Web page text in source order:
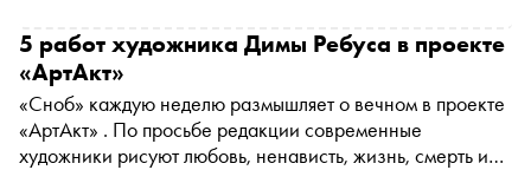
5 работ художника Димы Ребуса в проекте
«АртАкт»
«Сноб» каждую неделю размышляет о вечном в проекте
«АртАкт» . По просьбе редакции современные
художники рисуют любовь, ненависть, жизнь, смерть и